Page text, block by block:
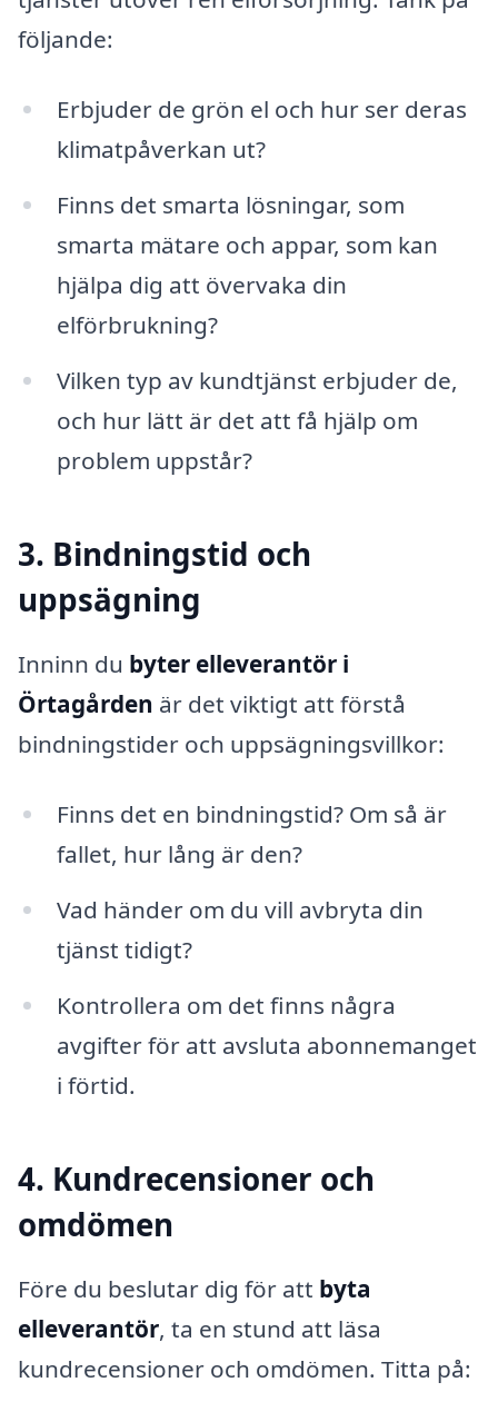
följande:
Erbjuder de grön el och hur ser deras
klimatpåverkan ut?
Finns det smarta lösningar, som
smarta mätare och appar, som kan
hjälpa dig att övervaka din
elförbrukning?
Vilken typ av kundtjänst erbjuder de,
och hur lätt är det att få hjälp om
problem uppstår?
3. Bindningstid och
uppsägning
Inninn du byter elleverantör i
Örtagården är det viktigt att förstå
bindningstider och uppsägningsvillkor:
Finns det en bindningstid? Om så är
fallet, hur lång är den?
Vad händer om du vill avbryta din
tjänst tidigt?
Kontrollera om det finns några
avgifter för att avsluta abonnemanget
i förtid.
4. Kundrecensioner och
omdömen
Före du beslutar dig för att byta
elleverantör, ta en stund att läsa
kundrecensioner och omdömen. Titta på: